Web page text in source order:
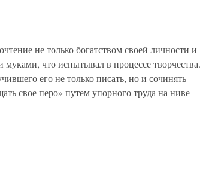
не только богатством своей личности и
что испытывал в процессе творчества.
его не только писать, но и сочинять
свое перо» путем упорного труда на ниве